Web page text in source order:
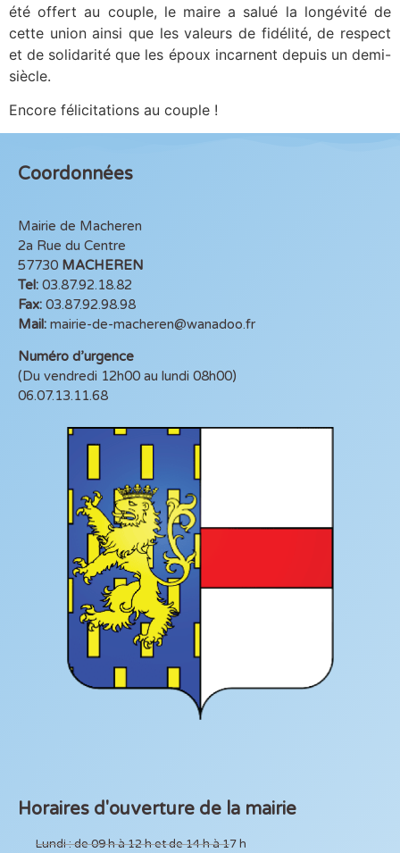
été offert au couple, le maire a salué la longévité de
cette union ainsi que les valeurs de fidélité, de respect
et de solidarité que les époux incarnent depuis un demi-
siècle.
Encore félicitations au couple !
Coordonnées
Mairie de Macheren
2a Rue du Centre
57730 MACHEREN
Tel: 03.87.92.18.82
Fax: 03.87.92.98.98
Mail: mairie-de-macheren@wanadoo.fr
Numéro d’urgence
(Du vendredi 12h00 au lundi 08h00)
06.07.13.11.68
Horaires d'ouverture de la mairie
Lundi : de 09 h à 12 h et de 14 h à 17 h